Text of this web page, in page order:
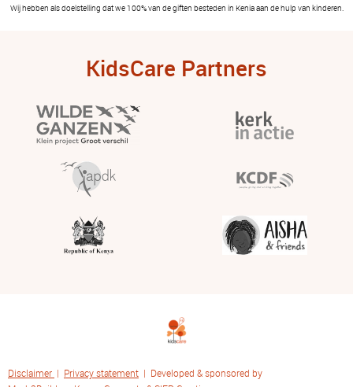
Wij hebben als doelstelling dat we 100% van de giften besteden in Kenia aan de hulp van kinderen.
KidsCare Partners
Disclaimer | Privacy statement | Developed & sponsored by